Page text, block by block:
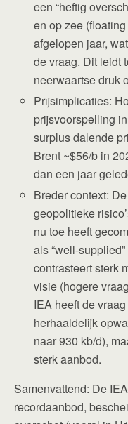
een “heftig
en op zee
afgelopen jaar,
de vraag. Dit leidt
neerwaartse druk
Prijsimplicaties:
prijsvoorspelling
surplus dalende
Brent ~$56/b in
dan een jaar
Breder context:
geopolitieke
nu toe heeft
als “well-
contrasteert sterk
visie (hogere
IEA heeft de
herhaaldelijk
naar 930 kb/d),
sterk aanbod.
Samenvattend: De
recordaanbod,